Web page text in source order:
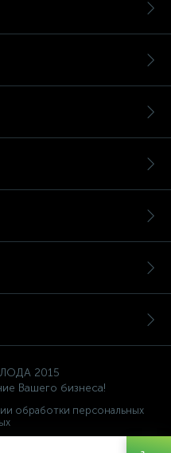
2015
Вашего бизнеса!
обработки персональных